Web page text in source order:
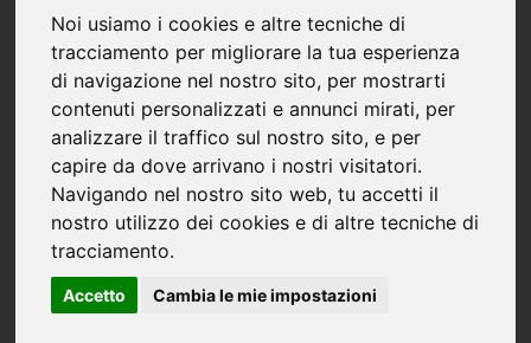
Noi usiamo i cookies e altre tecniche di
tracciamento per migliorare la tua esperienza
di navigazione nel nostro sito, per mostrarti
contenuti personalizzati e annunci mirati, per
analizzare il traffico sul nostro sito, e per
capire da dove arrivano i nostri visitatori.
Navigando nel nostro sito web, tu accetti il
nostro utilizzo dei cookies e di altre tecniche di
tracciamento.
Accetto Cambia le mie impostazioni
Climatizzazione, previsioni e dati in positivo